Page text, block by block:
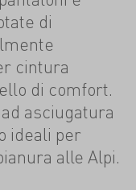
di
cintura
di comfort.
asciugatura
ideali per
alle Alpi.